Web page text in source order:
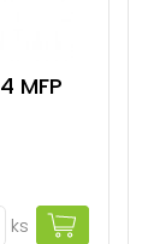
MFP
ks